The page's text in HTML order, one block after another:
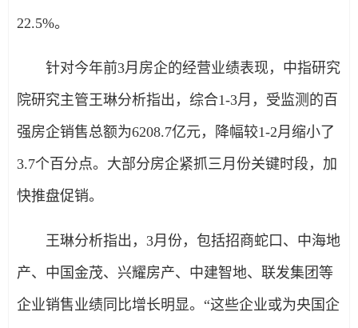
22.5%。
针对今年前3月房企的经营业绩表现，中指研究
院研究主管王琳分析指出，综合1-3月，受监测的百
强房企销售总额为6208.7亿元，降幅较1-2月缩小了
3.7个百分点。大部分房企紧抓三月份关键时段，加
快推盘促销。
王琳分析指出，3月份，包括招商蛇口、中海地
产、中国金茂、兴耀房产、中建智地、联发集团等
企业销售业绩同比增长明显。“这些企业或为央国企